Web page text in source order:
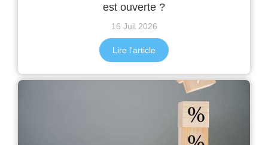
est ouverte ?
16 Juil 2026
Lire l'article